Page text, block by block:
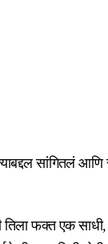
सांगितलं
फक्त एक साधी,